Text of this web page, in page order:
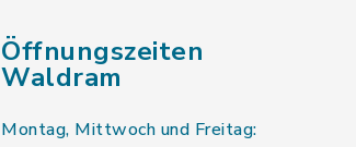
Öffnungszeiten
Waldram
Montag, Mittwoch und Freitag: